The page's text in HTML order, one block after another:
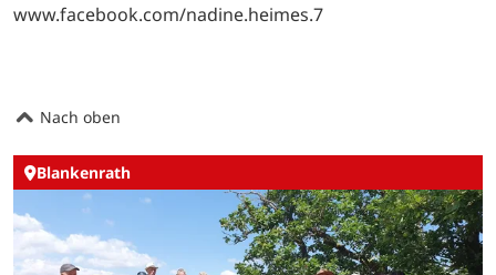
www.facebook.com/nadine.heimes.7
Nach oben
Blankenrath